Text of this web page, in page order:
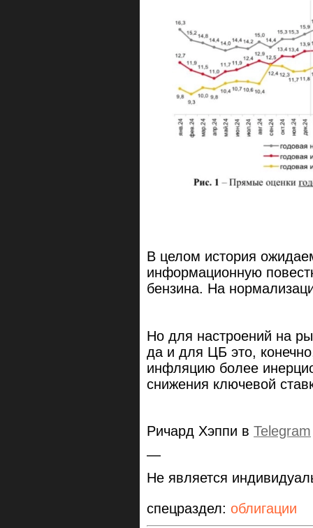
В целом история
информационную
бензина. На
Но для настроений на
да и для ЦБ это,
инфляцию более
снижения ключевой
Ричард Хэппи в Telegram
—
Не является
спецраздел: облигации